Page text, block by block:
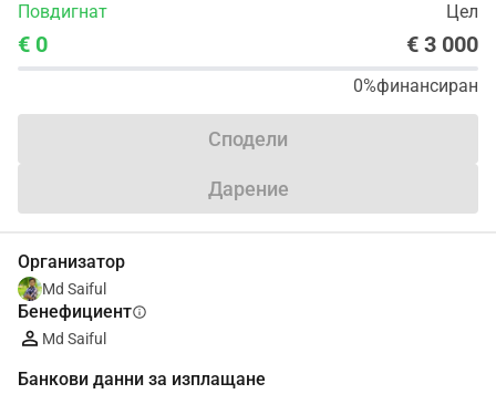
Повдигнат Цел
€ 0 € 3 000
0%финансиран
Сподели
Дарение
Организатор
Md Saiful
Бенефициентinfo
Md Saiful
Банкови данни за изплащане